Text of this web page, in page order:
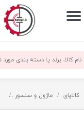
حساب کاربری من
سفارشات
کالاپای ماژول و سنسور